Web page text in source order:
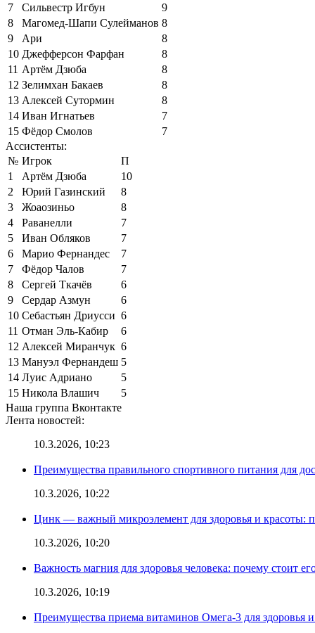
7
Сильвестр Игбун
9
8
Магомед-Шапи Сулейманов 8
9
Ари
8
10 Джефферсон Фарфан
8
11 Артём Дзюба
8
12 Зелимхан Бакаев
8
13 Алексей Сутормин
8
14 Иван Игнатьев
7
15 Фёдор Смолов
7
Ассистенты:
№ Игрок
П
1
Артём Дзюба
10
2
Юрий Газинский
8
3
Жоаозиньо
8
4
Раванелли
7
5
Иван Обляков
7
6
Марио Фернандес
7
7
Фёдор Чалов
7
8
Сергей Ткачёв
6
9
Сердар Азмун
6
10 Себастьян Дриусси 6
11 Отман Эль-Кабир
6
12 Алексей Миранчук 6
13 Мануэл Фернандеш 5
14 Луис Адриано
5
15 Никола Влашич
5
Наша группа Вконтакте
Лента новостей:
10.3.2026, 10:23
Преимущества правильного спортивного питания для
10.3.2026, 10:22
Цинк — важный микроэлемент для здоровья и красоты:
10.3.2026, 10:20
Важность магния для здоровья человека: почему стоит
10.3.2026, 10:19
Преимущества приема витаминов Омега-3 для здоровья